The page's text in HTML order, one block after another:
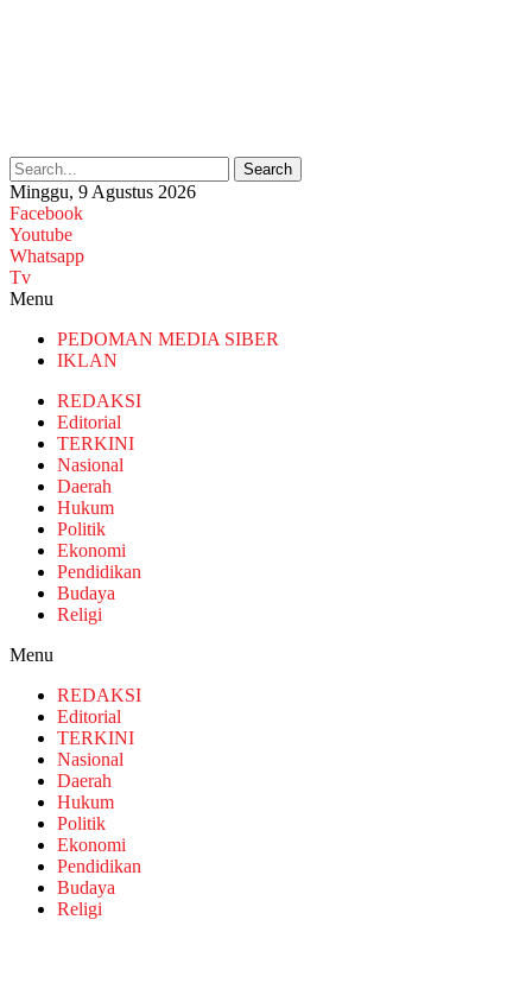
Search
Minggu, 9 Agustus 2026
Facebook
Youtube
Whatsapp
Tv
Menu
PEDOMAN MEDIA SIBER
IKLAN
REDAKSI
Editorial
TERKINI
Nasional
Daerah
Hukum
Politik
Ekonomi
Pendidikan
Budaya
Religi
Menu
REDAKSI
Editorial
TERKINI
Nasional
Daerah
Hukum
Politik
Ekonomi
Pendidikan
Budaya
Religi